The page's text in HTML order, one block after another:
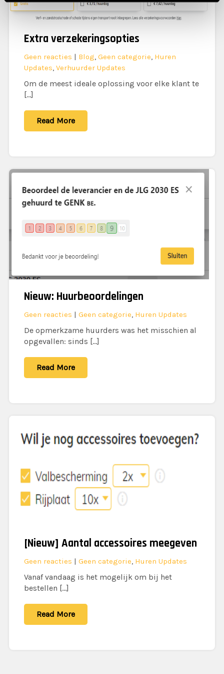
Extra verzekeringsopties
Geen reacties | Blog, Geen categorie, Huren
Updates, Verhuurder Updates
Om de meest ideale oplossing voor elke klant te
[…]
Read More
Nieuw: Huurbeoordelingen
Geen reacties | Geen categorie, Huren Updates
De opmerkzame huurders was het misschien al
opgevallen: sinds […]
Read More
[Nieuw] Aantal accessoires meegeven
Geen reacties | Geen categorie, Huren Updates
Vanaf vandaag is het mogelijk om bij het
bestellen […]
Read More